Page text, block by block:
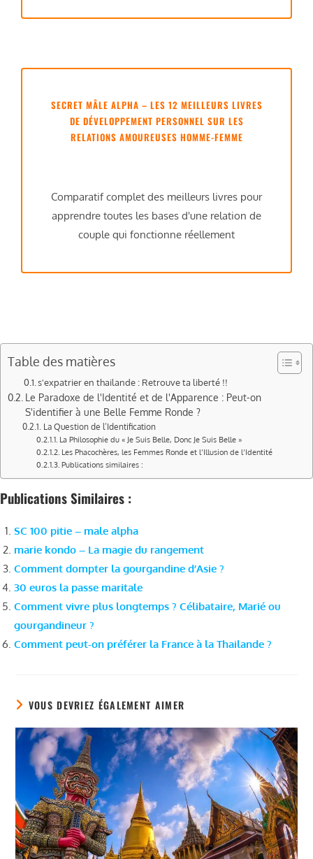
SECRET MÂLE ALPHA – LES 12 MEILLEURS LIVRES
DE DÉVELOPPEMENT PERSONNEL SUR LES
RELATIONS AMOUREUSES HOMME-FEMME
Comparatif complet des meilleurs livres pour
apprendre toutes les bases d'une relation de
couple qui fonctionne réellement
Table des matières
s'expatrier en thailande : Retrouve ta liberté !!
Le Paradoxe de l'Identité et de l'Apparence : Peut-on
S'identifier à une Belle Femme Ronde ?
La Question de l’Identification
La Philosophie du « Je Suis Belle, Donc Je Suis Belle »
Les Phacochères, les Femmes Ronde et l’Illusion de l’Identité
Publications similaires :
Publications Similaires :
SC 100 pitie – male alpha
marie kondo – La magie du rangement
Comment dompter la gourgandine d’Asie ?
30 euros la passe maritale
Comment vivre plus longtemps ? Célibataire, Marié ou
gourgandineur ?
Comment peut-on préférer la France à la Thailande ?
VOUS DEVRIEZ ÉGALEMENT AIMER